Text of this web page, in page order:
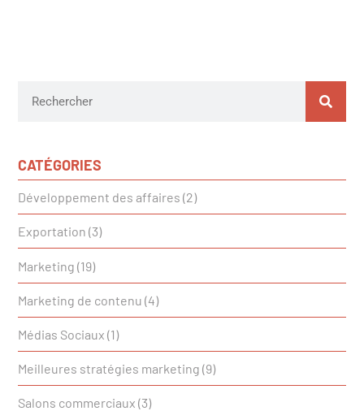
CATÉGORIES
Développement des affaires (2)
Exportation (3)
Marketing (19)
Marketing de contenu (4)
Médias Sociaux (1)
Meilleures stratégies marketing (9)
Salons commerciaux (3)